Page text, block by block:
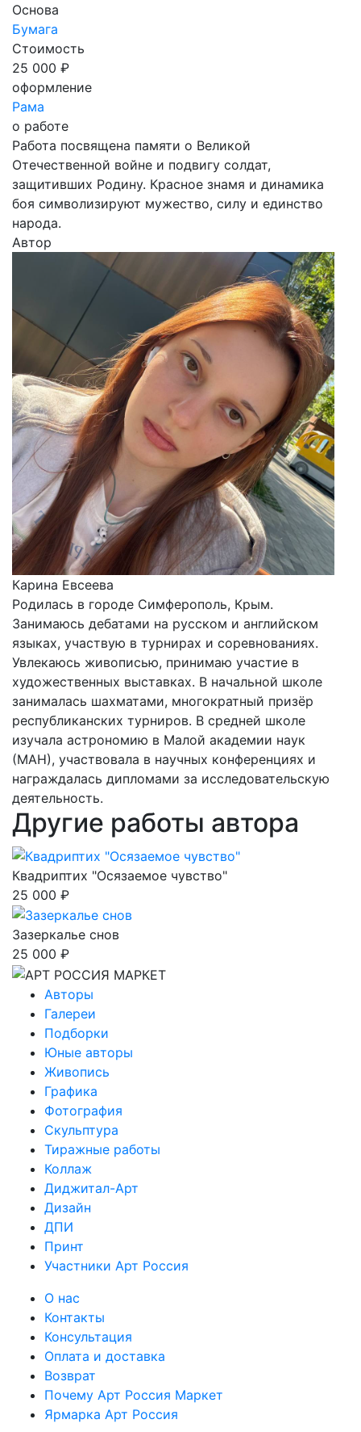
Основа
Бумага
Стоимость
25 000 ₽
оформление
Рама
о работе
Работа посвящена памяти о Великой
Отечественной войне и подвигу солдат,
защитивших Родину. Красное знамя и динамика
боя символизируют мужество, силу и единство
народа.
Автор
Карина Евсеева
Родилась в городе Симферополь, Крым.
Занимаюсь дебатами на русском и английском
языках, участвую в турнирах и соревнованиях.
Увлекаюсь живописью, принимаю участие в
художественных выставках. В начальной школе
занималась шахматами, многократный призёр
республиканских турниров. В средней школе
изучала астрономию в Малой академии наук
(МАН), участвовала в научных конференциях и
награждалась дипломами за исследовательскую
деятельность.
Другие работы автора
Квадриптих "Осязаемое чувство"
25 000 ₽
Зазеркалье снов
25 000 ₽
Авторы
Галереи
Подборки
Юные авторы
Живопись
Графика
Фотография
Скульптура
Тиражные работы
Коллаж
Диджитал-Арт
Дизайн
ДПИ
Принт
Участники Арт Россия
О нас
Контакты
Консультация
Оплата и доставка
Возврат
Почему Арт Россия Маркет
Ярмарка Арт Россия